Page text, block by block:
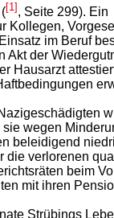
[1] , Seite 299). Ein
Kollegen,
im Beruf
Akt der
Hausarzt
wegen
beleidigend
die verlorenen
beim
mit ihren
Strübings